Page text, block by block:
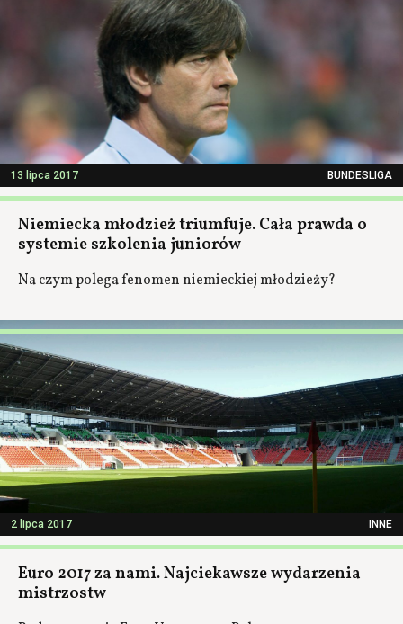
13 lipca 2017 BUNDESLIGA
Niemiecka młodzież triumfuje. Cała prawda o
systemie szkolenia juniorów
Na czym polega fenomen niemieckiej młodzieży?
2 lipca 2017 INNE
Euro 2017 za nami. Najciekawsze wydarzenia
mistrzostw